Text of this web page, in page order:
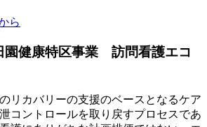
ら
園健康特区事業 訪問看護エコ
リカバリーの支援のベースとなるケア
コントロールを取り戻すプロセスであ